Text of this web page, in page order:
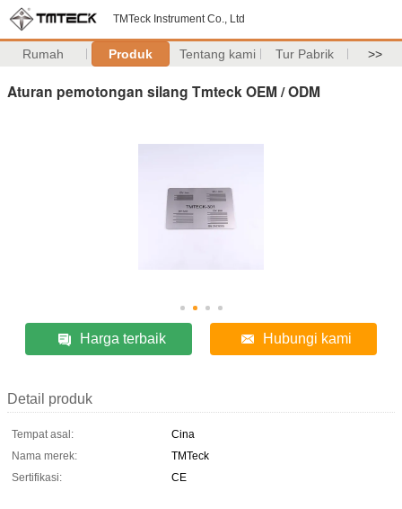
TMTeck Instrument Co., Ltd
Rumah Produk Tentang kami Tur Pabrik >>
Aturan pemotongan silang Tmteck OEM / ODM
Harga terbaik Hubungi kami
Detail produk
Tempat asal:
Cina
Nama merek:
TMTeck
Sertifikasi:
CE